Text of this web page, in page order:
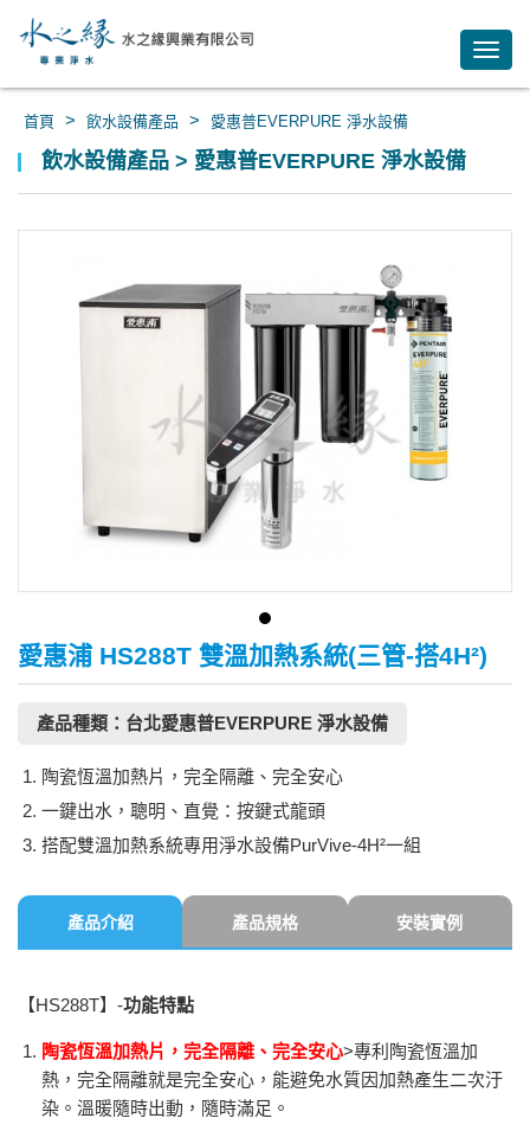
首頁 > 飲水設備產品 > 愛惠普EVERPURE 淨水設備
飲水設備產品 > 愛惠普EVERPURE 淨水設備
愛惠浦 HS288T 雙溫加熱系統(三管-搭4H²)
產品種類：台北愛惠普EVERPURE 淨水設備
陶瓷恆溫加熱片，完全隔離、完全安心
一鍵出水，聰明、直覺：按鍵式龍頭
搭配雙溫加熱系統專用淨水設備PurVive-4H²一組
產品介紹 產品規格 安裝實例
【HS288T】-功能特點
陶瓷恆溫加熱片，完全隔離、完全安心>專利陶瓷恆溫加
熱，完全隔離就是完全安心，能避免水質因加熱產生二次汙
染。溫暖隨時出動，隨時滿足。